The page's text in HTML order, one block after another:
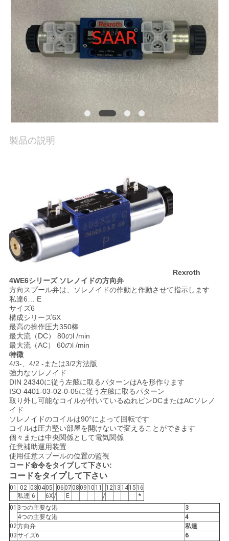
私
達
に
連
絡
な
引
用
を
要
求
し
な
さ
い
地
図
PRIVACY
POLICY
製品の説明
Rexroth
4WE6シリーズ ソレノイドの方向弁
方向スプール弁は、ソレノイドの作動と作動させて指示します
私達6… E
サイズ6
構成シリーズ6X
最高の操作圧力350棒
最大流（DC） 80のl /min
最大流（AC） 60のl /min
特徴
4/3-、4/2 -または3/2方法版
強力なソレノイド
DIN 24340に従う左舷に取るパターンはAを形作ります
ISO 4401-03-02-0-05に従う左舷に取るパターン
取り外し可能なコイルが付いているぬれピンDCまたはACソレノ
イド
ソレノイドのコイルは90°によって回転です
コイルは圧力堅い部屋を開けないで変えることができます
個々または中央関係として電気関係
任意補助運用装置
使用任意スプールの位置の監視
コード命令をタイプして下さい:
コードをタイプして下さい
01 02 03 0405 06 07 08 09 10 11 1213 1415 16
私達 6 6X/ E /
*
01 3つの主要な港
3
4つの主要な港
4
02方向弁
私達
03サイズ6
6